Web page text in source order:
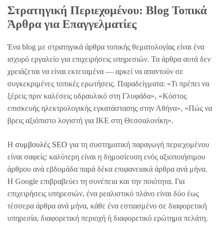
Στρατηγική Περιεχομένου: Blog Τοπικά
Άρθρα για Επαγγελματίες
Ένα blog με στρατηγικά άρθρα τοπικής θεματολογίας είναι ένα
ισχυρό εργαλείο για επιχειρήσεις υπηρεσιών. Τα άρθρα αυτά δεν
χρειάζεται να είναι εκτεταμένα — αρκεί να απαντούν σε
συγκεκριμένες τοπικές ερωτήσεις. Παραδείγματα: «Τι πρέπει να
ξέρεις πριν καλέσεις υδραυλικό στη Γλυφάδα», «Κόστος
επισκευής ηλεκτρολογικής εγκατάστασης στην Αθήνα», «Πώς να
βρεις αξιόπιστο λογιστή για ΙΚΕ στη Θεσσαλονίκη».
Η συμβουλές SEO για τη συστηματική παραγωγή περιεχομένου
είναι σαφείς: καλύτερη είναι η δημοσίευση ενός αξιοποιήσιμου
άρθρου ανά εβδομάδα παρά δέκα επιφανειακά άρθρα ανά μήνα.
Η Google επιβραβεύει τη συνέπεια και την ποιότητα. Για
επιχειρήσεις υπηρεσιών, ένα ρεαλιστικό πλάνο είναι δύο έως
τέσσερα άρθρα ανά μήνα, κάθε ένα εστιασμένο σε διαφορετική
υπηρεσία, διαφορετική περιοχή ή διαφορετικό ερώτημα πελάτη.